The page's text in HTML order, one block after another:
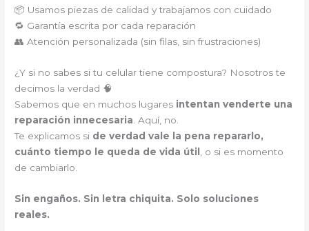
📦 Usamos piezas de calidad y trabajamos con cuidado
🔁 Garantía escrita por cada reparación
👥 Atención personalizada (sin filas, sin frustraciones)
¿Y si no sabes si tu celular tiene compostura? Nosotros te
decimos la verdad 🧠
Sabemos que en muchos lugares intentan venderte una
reparación innecesaria . Aquí, no.
Te explicamos si de verdad vale la pena repararlo,
cuánto tiempo le queda de vida útil
, o si es momento
de cambiarlo.
Sin engaños. Sin letra chiquita. Solo soluciones
reales.